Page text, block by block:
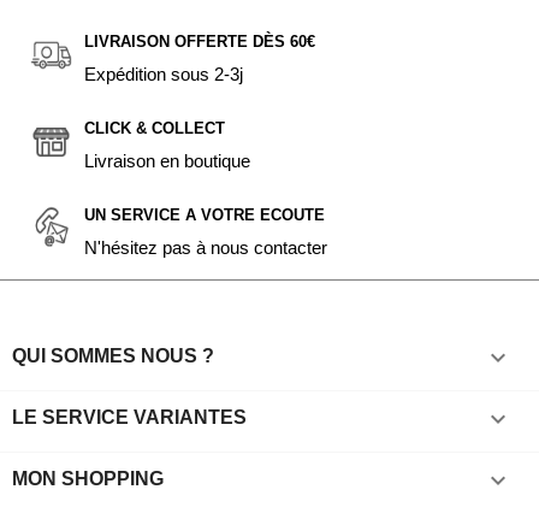
LIVRAISON OFFERTE DÈS 60€
Expédition sous 2-3j
CLICK & COLLECT
Livraison en boutique
UN SERVICE A VOTRE ECOUTE
N'hésitez pas à nous contacter
QUI SOMMES NOUS ? 
LE SERVICE VARIANTES 
MON SHOPPING 